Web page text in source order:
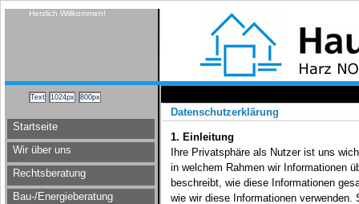
Herzlich Willkommen!
Startseite
Wir über uns
Rechtsberatung
Bau-/Energieberatung
Datenschutzerklärung
1. Einleitung
Ihre Privatsphäre als Nutzer ist uns
in welchem Rahmen wir Informationen
beschreibt, wie diese Informationen
wie wir diese Informationen